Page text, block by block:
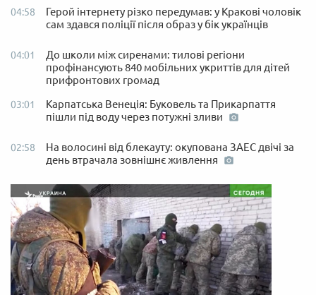
04:58
Герой інтернету різко передумав: у Кракові чоловік
сам здався поліції після образ у бік українців
04:01
До школи між сиренами: тилові регіони
профінансують 840 мобільних укриттів для дітей
прифронтових громад
03:01
Карпатська Венеція: Буковель та Прикарпаття
пішли під воду через потужні зливи
02:58
На волосині від блекауту: окупована ЗАЕС двічі за
день втрачала зовнішнє живлення